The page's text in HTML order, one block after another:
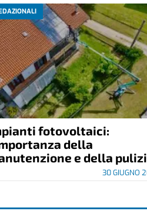
fotovoltaici:
della
e della
30 GIUGNO